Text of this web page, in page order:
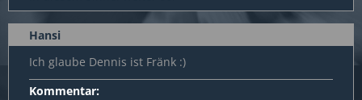
Hansi
Ich glaube Dennis ist Fränk :)
Kommentar: